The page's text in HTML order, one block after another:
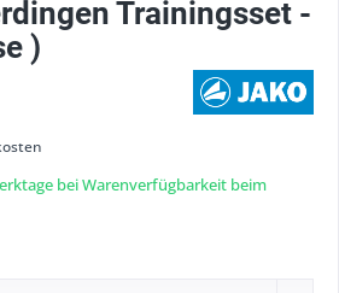
Trainingsset -
)
bei Warenverfügbarkeit beim